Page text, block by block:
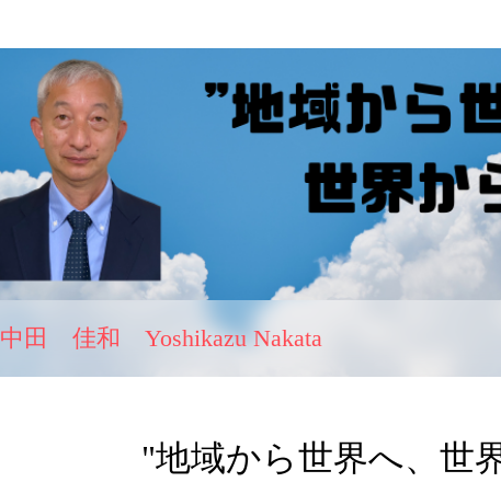
中田 佳和 Yoshikazu Nakata
"地域から世界へ、世